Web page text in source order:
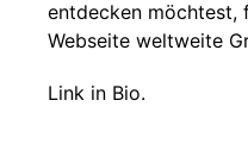
entdecken möchtest,
Webseite weltweite
Link in Bio.